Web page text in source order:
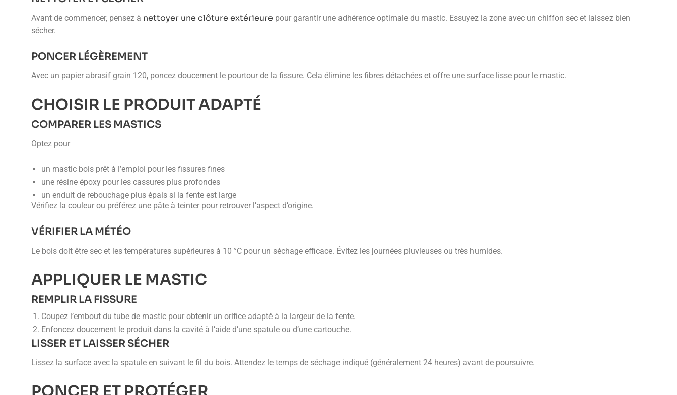
Avant de commencer, pensez à nettoyer une clôture extérieure pour garantir une adhérence optimale du mastic. Essuyez la zone avec un chiffon sec et laissez bien
sécher.
PONCER LÉGÈREMENT
Avec un papier abrasif grain 120, poncez doucement le pourtour de la fissure. Cela élimine les fibres détachées et offre une surface lisse pour le mastic.
CHOISIR LE PRODUIT ADAPTÉ
COMPARER LES MASTICS
Optez pour
un mastic bois prêt à l’emploi pour les fissures fines
une résine époxy pour les cassures plus profondes
un enduit de rebouchage plus épais si la fente est large
Vérifiez la couleur ou préférez une pâte à teinter pour retrouver l’aspect d’origine.
VÉRIFIER LA MÉTÉO
Le bois doit être sec et les températures supérieures à 10 °C pour un séchage efficace. Évitez les journées pluvieuses ou très humides.
APPLIQUER LE MASTIC
REMPLIR LA FISSURE
Coupez l’embout du tube de mastic pour obtenir un orifice adapté à la largeur de la fente.
Enfoncez doucement le produit dans la cavité à l’aide d’une spatule ou d’une cartouche.
LISSER ET LAISSER SÉCHER
Lissez la surface avec la spatule en suivant le fil du bois. Attendez le temps de séchage indiqué (généralement 24 heures) avant de poursuivre.